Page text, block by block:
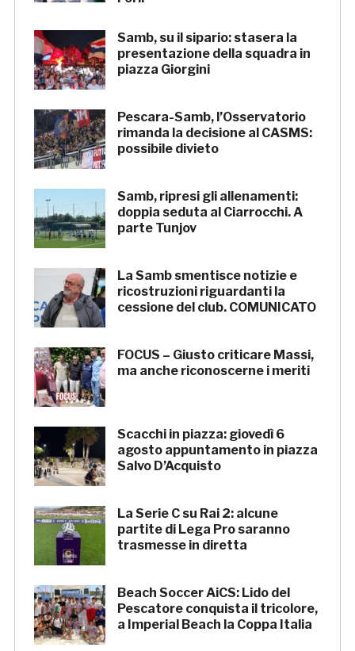
Samb, su il sipario: stasera la
presentazione della squadra in
piazza Giorgini
Pescara-Samb, l’Osservatorio
rimanda la decisione al CASMS:
possibile divieto
Samb, ripresi gli allenamenti:
doppia seduta al Ciarrocchi. A
parte Tunjov
La Samb smentisce notizie e
ricostruzioni riguardanti la
cessione del club. COMUNICATO
FOCUS – Giusto criticare Massi,
ma anche riconoscerne i meriti
Scacchi in piazza: giovedì 6
agosto appuntamento in piazza
Salvo D’Acquisto
La Serie C su Rai 2: alcune
partite di Lega Pro saranno
trasmesse in diretta
Beach Soccer AiCS: Lido del
Pescatore conquista il tricolore,
a Imperial Beach la Coppa Italia